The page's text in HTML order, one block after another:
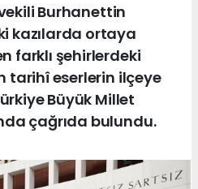
Burhanettin
kazılarda ortaya
farklı şehirlerdeki
tarihî eserlerin ilçeye
Büyük Millet
çağrıda bulundu.